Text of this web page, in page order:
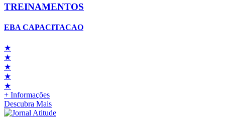
TREINAMENTOS
EBA CAPACITACAO
★
★
★
★
★
+ Informações
Descubra Mais